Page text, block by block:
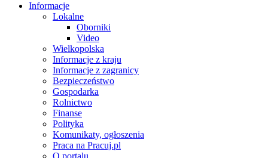
Informacje
Lokalne
Oborniki
Video
Wielkopolska
Informacje z kraju
Informacje z zagranicy
Bezpieczeństwo
Gospodarka
Rolnictwo
Finanse
Polityka
Komunikaty, ogłoszenia
Praca na Pracuj.pl
O portalu